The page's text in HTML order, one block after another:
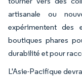
artisanale ou
expérimentent des
boutiques phares
durabilité et pour
L'Asie-Pacifique